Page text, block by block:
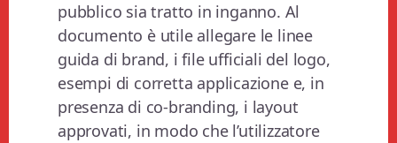
pubblico sia tratto in inganno. Al
documento è utile allegare le linee
guida di brand, i file ufficiali del logo,
esempi di corretta applicazione e, in
presenza di co-branding, i layout
approvati, in modo che l’utilizzatore